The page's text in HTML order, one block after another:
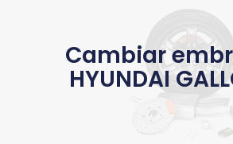
Cambiar
HYUNDAI